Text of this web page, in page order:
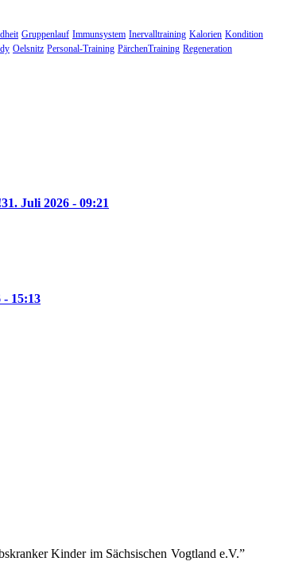
Gruppenlauf Immunsystem Inervalltraining Kalorien Kondition
Oelsnitz Personal-Training PärchenTraining Regeneration
31. Juli 2026 - 09:21
- 15:13
Kinder im Sächsischen Vogtland e.V.”